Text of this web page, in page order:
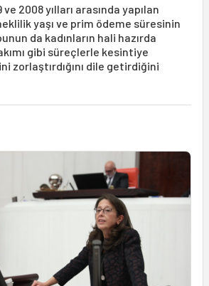
ve 2008 yılları arasında yapılan
yaşı ve prim ödeme süresinin
da kadınların hali hazırda
gibi süreçlerle kesintiye
zorlaştırdığını dile getirdiğini